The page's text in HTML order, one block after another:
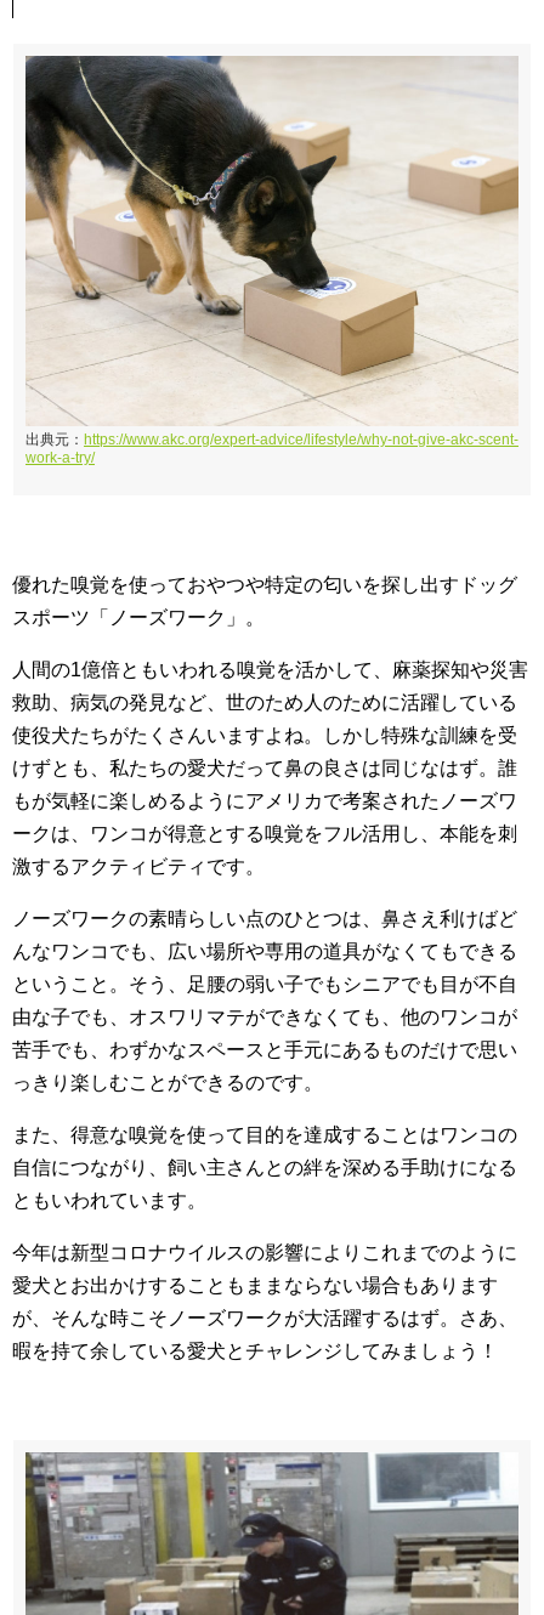
出典元： https://www.akc.org/expert-advice/lifestyle/why-not-give-akc-scent-
work-a-try/
優れた嗅覚を使っておやつや特定の匂いを探し出すドッグ
スポーツ「ノーズワーク」。
人間の1億倍ともいわれる嗅覚を活かして、麻薬探知や災害
救助、病気の発見など、世のため人のために活躍している
使役犬たちがたくさんいますよね。しかし特殊な訓練を受
けずとも、私たちの愛犬だって鼻の良さは同じなはず。誰
もが気軽に楽しめるようにアメリカで考案されたノーズワ
ークは、ワンコが得意とする嗅覚をフル活用し、本能を刺
激するアクティビティです。
ノーズワークの素晴らしい点のひとつは、鼻さえ利けばど
んなワンコでも、広い場所や専用の道具がなくてもできる
ということ。そう、足腰の弱い子でもシニアでも目が不自
由な子でも、オスワリマテができなくても、他のワンコが
苦手でも、わずかなスペースと手元にあるものだけで思い
っきり楽しむことができるのです。
また、得意な嗅覚を使って目的を達成することはワンコの
自信につながり、飼い主さんとの絆を深める手助けになる
ともいわれています。
今年は新型コロナウイルスの影響によりこれまでのように
愛犬とお出かけすることもままならない場合もあります
が、そんな時こそノーズワークが大活躍するはず。さあ、
暇を持て余している愛犬とチャレンジしてみましょう！